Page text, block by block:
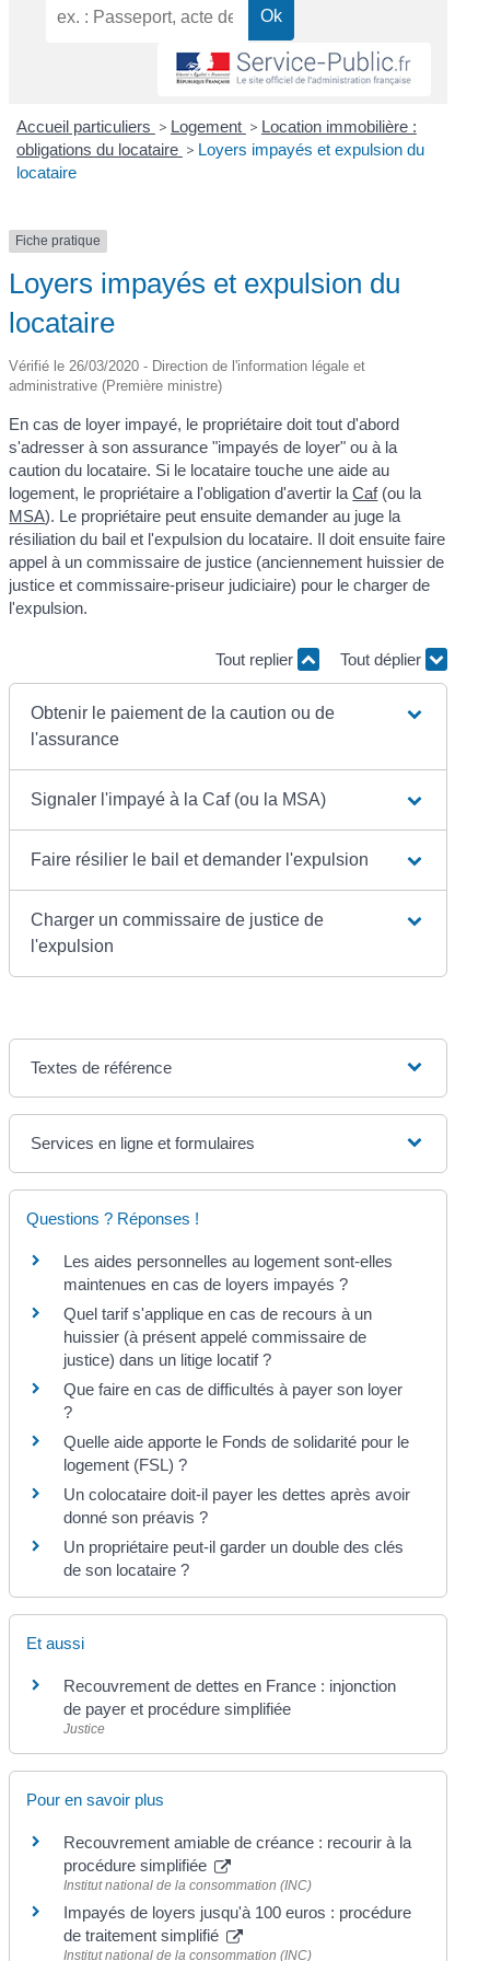
Accueil particuliers > Logement > Location immobilière :
obligations du locataire > Loyers impayés et expulsion du
locataire
Fiche pratique
Loyers impayés et expulsion du
locataire
Vérifié le 26/03/2020 - Direction de l'information légale et
administrative (Première ministre)
En cas de loyer impayé, le propriétaire doit tout d'abord
s'adresser à son assurance "impayés de loyer" ou à la
caution du locataire. Si le locataire touche une aide au
logement, le propriétaire a l'obligation d'avertir laCaf(ou la
MSA). Le propriétaire peut ensuite demander au juge la
résiliation du bail et l'expulsion du locataire. Il doit ensuite faire
appel à un commissaire de justice (anciennement huissier de
justice et commissaire-priseur judiciaire) pour le charger de
l'expulsion.
Tout replier Tout déplier
Obtenir le paiement de la caution ou de
l'assurance
Signaler l'impayé à la Caf (ou la MSA)
Faire résilier le bail et demander l'expulsion
Charger un commissaire de justice de
l'expulsion
Textes de référence
Services en ligne et formulaires
Questions ? Réponses !
Les aides personnelles au logement sont-elles
maintenues en cas de loyers impayés ?
Quel tarif s'applique en cas de recours à un
huissier (à présent appelé commissaire de
justice) dans un litige locatif ?
Que faire en cas de difficultés à payer son loyer
?
Quelle aide apporte le Fonds de solidarité pour le
logement (FSL) ?
Un colocataire doit-il payer les dettes après avoir
donné son préavis ?
Un propriétaire peut-il garder un double des clés
de son locataire ?
Et aussi
Recouvrement de dettes en France : injonction
de payer et procédure simplifiée
Justice
Pour en savoir plus
Recouvrement amiable de créance : recourir à la
procédure simplifiée
Institut national de la consommation (INC)
Impayés de loyers jusqu'à 100 euros : procédure
de traitement simplifié
Institut national de la consommation (INC)